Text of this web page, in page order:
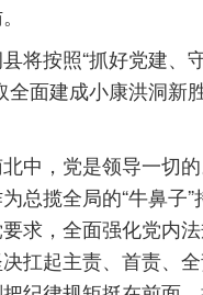
按照“抓好党建、
全面建成小康洪洞新
，党是领导一切的
总揽全局的“牛鼻子
求，全面强化党内
扛起主责、首责、